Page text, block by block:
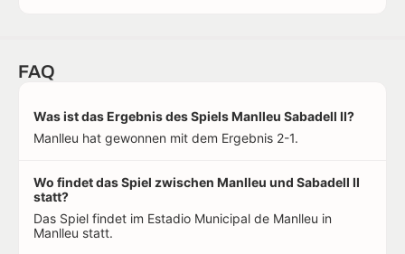
FAQ
Was ist das Ergebnis des Spiels Manlleu Sabadell II?
Manlleu hat gewonnen mit dem Ergebnis 2-1.
Wo findet das Spiel zwischen Manlleu und Sabadell II
statt?
Das Spiel findet im Estadio Municipal de Manlleu in
Manlleu statt.